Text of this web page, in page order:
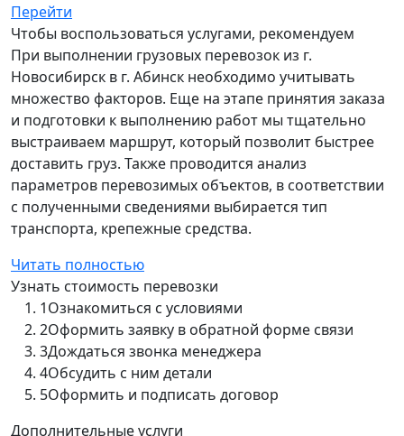
Перейти
Чтобы воспользоваться услугами, рекомендуем
При выполнении грузовых перевозок из г.
Новосибирск в г. Абинск необходимо учитывать
множество факторов. Еще на этапе принятия заказа
и подготовки к выполнению работ мы тщательно
выстраиваем маршрут, который позволит быстрее
доставить груз. Также проводится анализ
параметров перевозимых объектов, в соответствии
с полученными сведениями выбирается тип
транспорта, крепежные средства.
Читать полностью
Узнать стоимость перевозки
1Ознакомиться с условиями
2Оформить заявку в обратной форме связи
3Дождаться звонка менеджера
4Обсудить с ним детали
5Оформить и подписать договор
Дополнительные услуги